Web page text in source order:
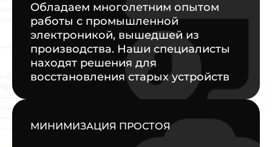
Обладаем многолетним опытом
работы с промышленной
электроникой, вышедшей из
производства. Наши специалисты
находят решения для
восстановления старых устройств
МИНИМИЗАЦИЯ ПРОСТОЯ